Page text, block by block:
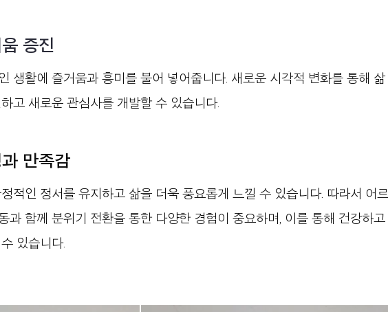
증진
생활에 즐거움과 흥미를 불어 넣어줍니다. 새로운 시각적 변화를 통해 삶
고 새로운 관심사를 개발할 수 있습니다.
만족감
적인 정서를 유지하고 삶을 더욱 풍요롭게 느낄 수 있습니다. 따라서 어르
과 함께 분위기 전환을 통한 다양한 경험이 중요하며, 이를 통해 건강하고
있습니다.